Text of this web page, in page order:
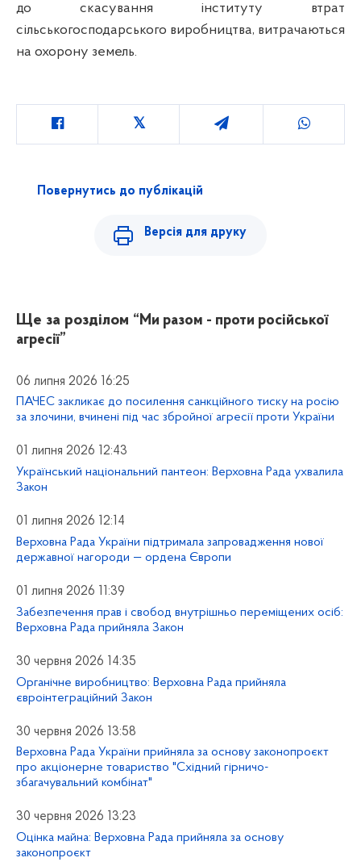
до скасування інституту втрат
сільськогосподарського виробництва, витрачаються
на охорону земель.
Повернутись до публікацій
Версія для друку
Ще за розділом “Ми разом - проти російської
агресії”
06 липня 2026 16:25
ПАЧЕС закликає до посилення санкційного тиску на росію
за злочини, вчинені під час збройної агресії проти України
01 липня 2026 12:43
Український національний пантеон: Верховна Рада ухвалила
Закон
01 липня 2026 12:14
Верховна Рада України підтримала запровадження нової
державної нагороди — ордена Європи
01 липня 2026 11:39
Забезпечення прав і свобод внутрішньо переміщених осіб:
Верховна Рада прийняла Закон
30 червня 2026 14:35
Органічне виробництво: Верховна Рада прийняла
євроінтеграційний Закон
30 червня 2026 13:58
Верховна Рада України прийняла за основу законопроєкт
про акціонерне товариство "Східний гірничо-
збагачувальний комбінат"
30 червня 2026 13:23
Оцінка майна: Верховна Рада прийняла за основу
законопроєкт